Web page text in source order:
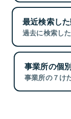
最近検索し
過去に検索し
事業所の個
事業所の７け